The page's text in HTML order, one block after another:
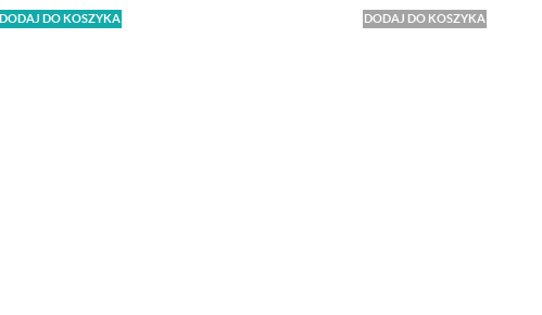
DODAJ DO KOSZYKA DODAJ DO KOSZYKA